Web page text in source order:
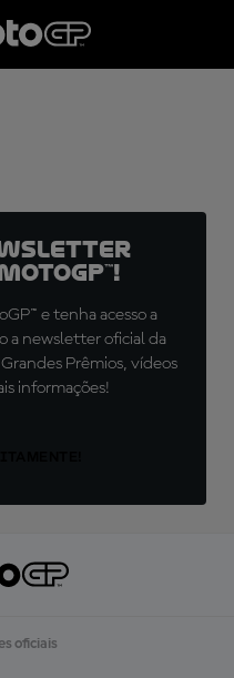
e tenha acesso a
a newsletter oficial da
Prêmios, vídeos
informações!
oficiais